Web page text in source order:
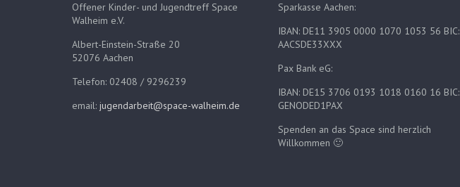
Offener Kinder- und Jugendtreff Space
Walheim e.V.
Albert-Einstein-Straße 20
52076 Aachen
Telefon: 02408 / 9296239
email: jugendarbeit@space-walheim.de
Sparkasse Aachen:
IBAN: DE11 3905 0000 1070 1053 56 BIC:
AACSDE33XXX
Pax Bank eG:
IBAN: DE15 3706 0193 1018 0160 16 BIC:
GENODED1PAX
Spenden an das Space sind herzlich
Willkommen 🙂